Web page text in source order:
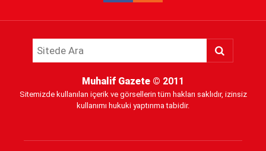
Muhalif Gazete © 2011
Sitemizde kullanılan içerik ve görsellerin tüm hakları saklıdır, izinsiz
kullanımı hukuki yaptırıma tabidir.